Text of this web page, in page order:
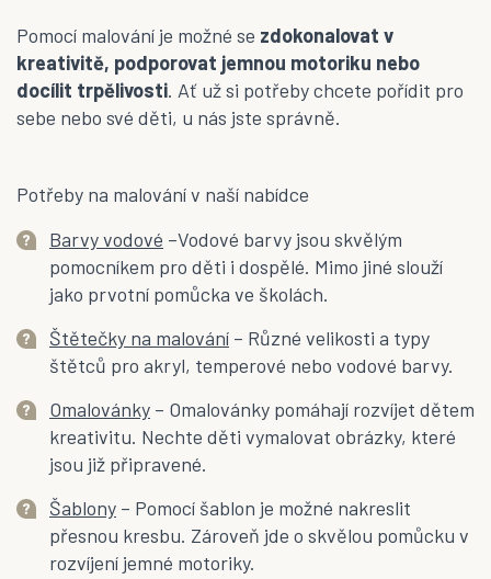
Pomocí malování je možné se zdokonalovat v
kreativitě, podporovat jemnou motoriku nebo
docílit trpělivosti. Ať už si potřeby chcete pořídit pro
sebe nebo své děti, u nás jste správně.
Potřeby na malování v naší nabídce
Barvy vodové –Vodové barvy jsou skvělým
pomocníkem pro děti i dospělé. Mimo jiné slouží
jako prvotní pomůcka ve školách.
Štětečky na malování – Různé velikosti a typy
štětců pro akryl, temperové nebo vodové barvy.
Omalovánky – Omalovánky pomáhají rozvíjet dětem
kreativitu. Nechte děti vymalovat obrázky, které
jsou již připravené.
Šablony – Pomocí šablon je možné nakreslit
přesnou kresbu. Zároveň jde o skvělou pomůcku v
rozvíjení jemné motoriky.